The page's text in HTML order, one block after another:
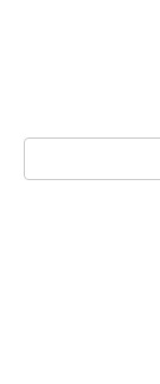
Пошук: